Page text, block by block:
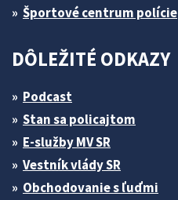
Športové centrum polície
DÔLEŽITÉ ODKAZY
Podcast
Stan sa policajtom
E-služby MV SR
Vestník vlády SR
Obchodovanie s ľuďmi